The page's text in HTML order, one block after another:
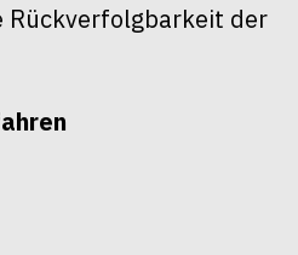
Rückverfolgbarkeit der